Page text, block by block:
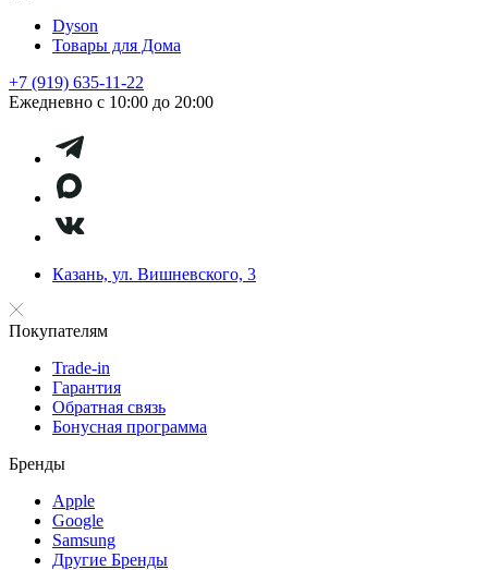
Dyson
Товары для Дома
+7 (919) 635-11-22
Ежедневно с 10:00 до 20:00
Казань, ул. Вишневского, 3
Покупателям
Trade-in
Гарантия
Обратная связь
Бонусная программа
Бренды
Apple
Google
Samsung
Другие Бренды